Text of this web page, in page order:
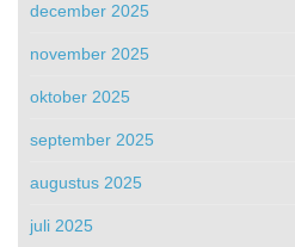
december 2025
november 2025
oktober 2025
september 2025
augustus 2025
juli 2025